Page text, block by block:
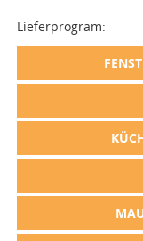
Lieferprogram: